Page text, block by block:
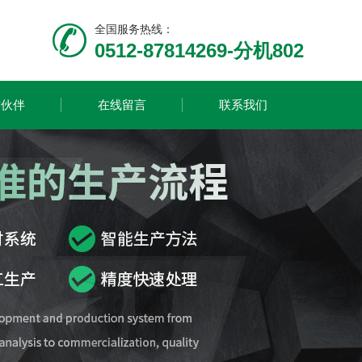
全国服务热线：
0512-87814269-分机802
伴 在线留言 联系我们